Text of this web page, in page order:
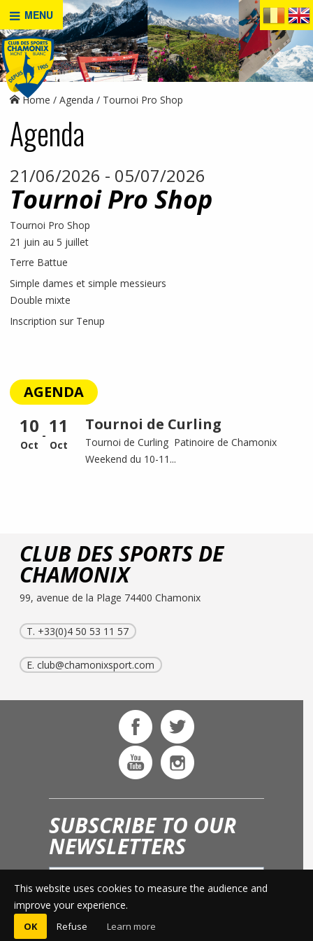
MENU
Home Agenda Tournoi Pro Shop
Agenda
21/06/2026 - 05/07/2026
Tournoi Pro Shop
Tournoi Pro Shop
21 juin au 5 juillet
Terre Battue
Simple dames et simple messieurs
Double mixte
Inscription sur Tenup
AGENDA
10
Oct
- 11
Oct
Tournoi de Curling
Tournoi de Curling Patinoire de Chamonix
Weekend du 10-11...
CLUB DES SPORTS DE
CHAMONIX
99, avenue de la Plage 74400 Chamonix
T. +33(0)4 50 53 11 57
E.club@chamonixsport.com
SUBSCRIBE TO OUR
NEWSLETTERS
OK
This website uses cookies to measure the audience and
improve your experience.
OK Refuse Learn more